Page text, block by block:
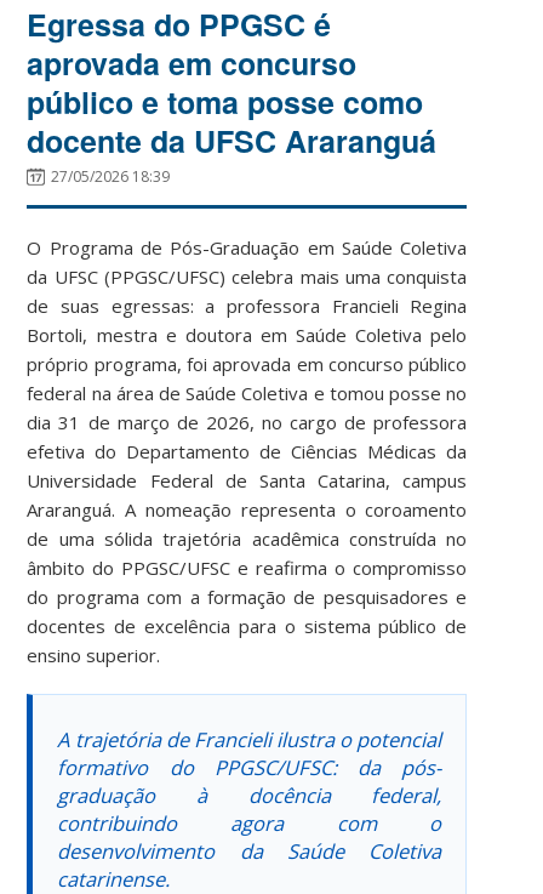
Egressa do PPGSC é
aprovada em concurso
público e toma posse como
docente da UFSC Araranguá
27/05/2026 18:39
O Programa de Pós-Graduação em Saúde Coletiva
da UFSC (PPGSC/UFSC) celebra mais uma conquista
de suas egressas: a professora Francieli Regina
Bortoli, mestra e doutora em Saúde Coletiva pelo
próprio programa, foi aprovada em concurso público
federal na área de Saúde Coletiva e tomou posse no
dia 31 de março de 2026, no cargo de professora
efetiva do Departamento de Ciências Médicas da
Universidade Federal de Santa Catarina, campus
Araranguá. A nomeação representa o coroamento
de uma sólida trajetória acadêmica construída no
âmbito do PPGSC/UFSC e reafirma o compromisso
do programa com a formação de pesquisadores e
docentes de excelência para o sistema público de
ensino superior.
A trajetória de Francieli ilustra o potencial
formativo do PPGSC/UFSC: da pós-
graduação à docência federal,
contribuindo agora com o
desenvolvimento da Saúde Coletiva
catarinense.